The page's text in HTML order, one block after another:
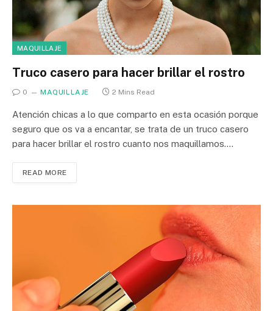
MAQUILLAJE
Truco casero para hacer brillar el rostro
0 MAQUILLAJE 2 Mins Read
Atención chicas a lo que comparto en esta ocasión porque
seguro que os va a encantar, se trata de un truco casero
para hacer brillar el rostro cuanto nos maquillamos.…
READ MORE